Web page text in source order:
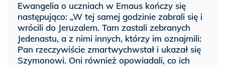
Ewangelia o uczniach w Emaus kończy się
następująco: „W tej samej godzinie zabrali się i
wrócili do Jeruzalem. Tam zastali zebranych
Jedenastu, a z nimi innych, którzy im oznajmili:
Pan rzeczywiście zmartwychwstał i ukazał się
Szymonowi. Oni również opowiadali, co ich